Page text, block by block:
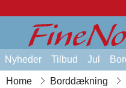
Nyheder Tilbud Jul
Home Borddækning